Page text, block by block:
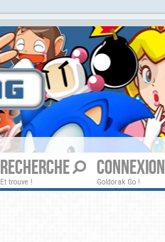
RECHERCHE
Et trouve !
CONNEXION
Goldorak Go !